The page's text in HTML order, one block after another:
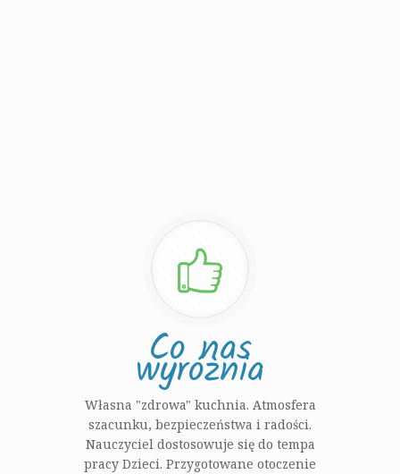
Co nas
wyróżnia
Własna "zdrowa" kuchnia. Atmosfera
szacunku, bezpieczeństwa i radości.
Nauczyciel dostosowuje się do tempa
pracy Dzieci. Przygotowane otoczenie